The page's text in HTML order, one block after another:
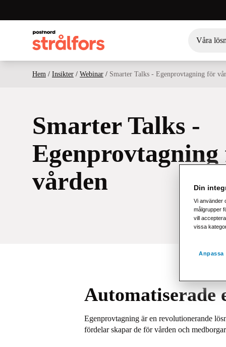
Våra
Hem / Insikter / Webinar / Smarter Talks - Egenprovtagning för
Smarter Talks -
vården
Automatiserade
Egenprovtagning är en revolutionerande
fördelar skapar de för vården och
Din
Vi använder
målgrupper
vill
vissa
Anpassa